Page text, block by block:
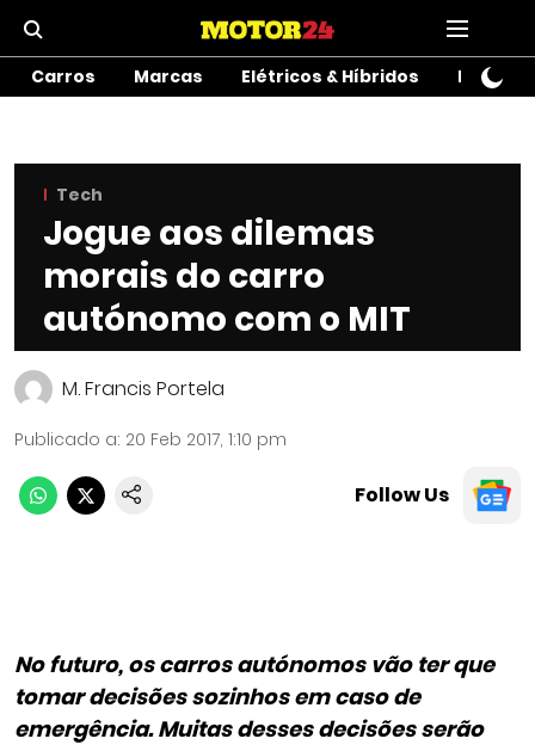
Carros Marcas Elétricos & Híbridos Motos
Tech
Jogue aos dilemas
morais do carro
autónomo com o MIT
M. Francis Portela
Publicado a: 20 Feb 2017, 1:10 pm
Follow Us
No futuro, os carros autónomos vão ter que
tomar decisões sozinhos em caso de
emergência. Muitas desses decisões serão